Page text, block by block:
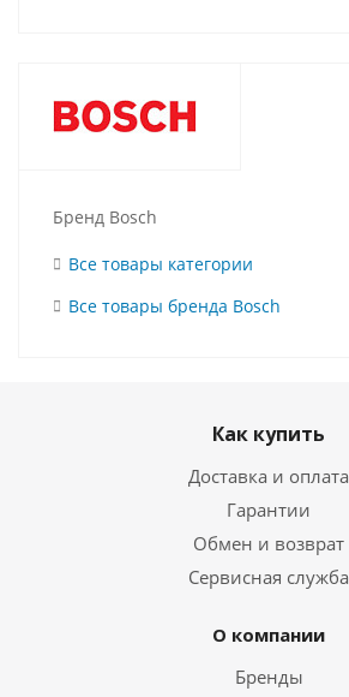
Бренд Bosch
Все товары категории
Все товары бренда Bosch
Как купить
Доставка и оплата
Гарантии
Обмен и возврат
Сервисная служба
О компании
Бренды